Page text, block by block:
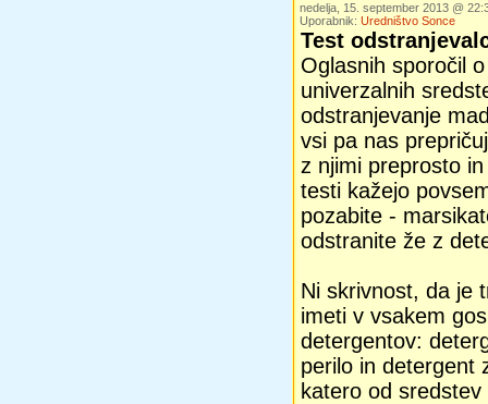
nedelja, 15. september 2013 @
Uporabnik: Uredništvo Sonce
Test
Oglasnih sporočil
univerzalnih
odstranjevanje
vsi pa nas
z njimi preprosto
testi kažejo
pozabite -
odstranite že z
Ni skrivnost, da je
imeti v vsakem
detergentov:
perilo in detergent
katero od